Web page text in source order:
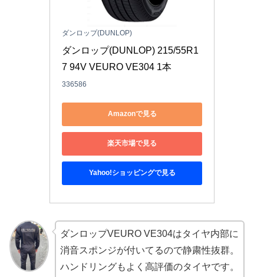
ダンロップ(DUNLOP)
ダンロップ(DUNLOP) 215/55R1
7 94V VEURO VE304 1本
336586
Amazonで見る
楽天市場で見る
Yahoo!ショッピングで見る
ダンロップVEURO VE304はタイヤ内部に
消音スポンジが付いてるので静粛性抜群。
ハンドリングもよく高評価のタイヤです。